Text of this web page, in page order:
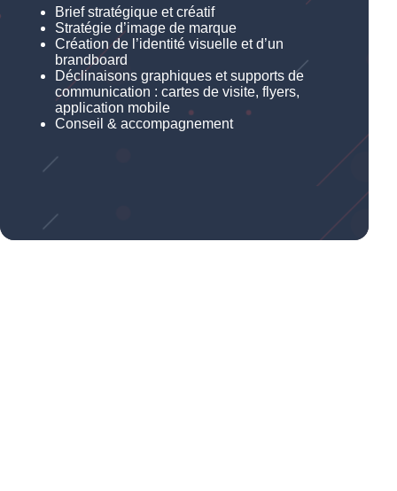
Brief stratégique et créatif
Stratégie d’image de marque
Création de l’identité visuelle et d’un
brandboard
Déclinaisons graphiques et supports de
communication : cartes de visite, flyers,
application mobile
Conseil & accompagnement